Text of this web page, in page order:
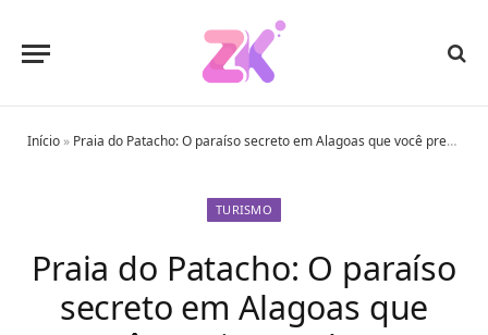
Início » Praia do Patacho: O paraíso secreto em Alagoas que você precisa conhecer
TURISMO
Praia do Patacho: O paraíso
secreto em Alagoas que